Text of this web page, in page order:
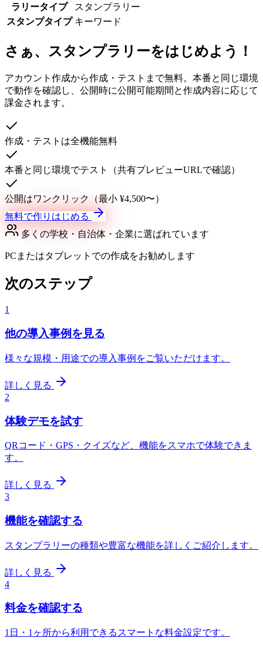
ラリータイプ
スタンプラリー
スタンプタイプ キーワード
さぁ、スタンプラリーをはじめよう！
アカウント作成から作成・テストまで無料。本番と同じ環境
で動作を確認し、公開時に公開可能期間と作成内容に応じて
課金されます。
作成・テストは全機能無料
本番と同じ環境でテスト（共有プレビューURLで確認）
公開はワンクリック（最小 ¥4,500〜）
無料で作りはじめる
多くの学校・自治体・企業に選ばれています
PCまたはタブレットでの作成をお勧めします
次のステップ
1
他の導入事例を見る
様々な規模・用途での導入事例をご覧いただけます。
詳しく見る
2
体験デモを試す
QRコード・GPS・クイズなど、機能をスマホで体験できま
す。
詳しく見る
3
機能を確認する
スタンプラリーの種類や豊富な機能を詳しくご紹介します。
詳しく見る
4
料金を確認する
1日・1ヶ所から利用できるスマートな料金設定です。